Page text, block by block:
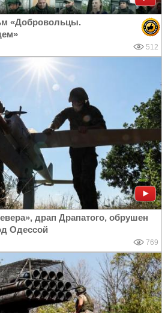
«Добровольцы.
512
драп Драпатого, обрушен
Одессой
769